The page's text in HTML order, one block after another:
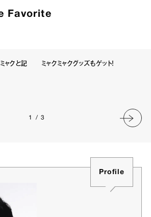
Favorite
ャクと記 ミャクミャクグッズもゲット！
1 / 3
Profile